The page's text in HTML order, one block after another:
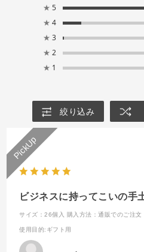
★ 5
★ 4
★ 3
★ 2
★ 1
絞り込み
ビジネスに持ってこいの手
サイズ：26個入 購入方法：通販でのご注文
使用目的:ギフト用